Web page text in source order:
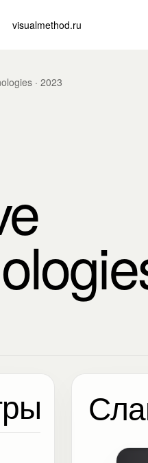
visualmethod.ru
· 2023